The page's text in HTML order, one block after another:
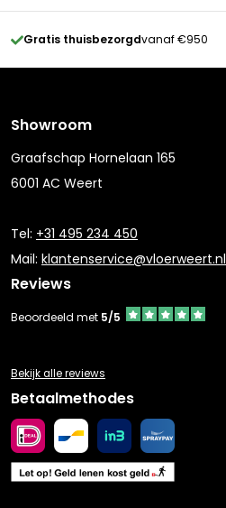
Gratis thuisbezorgdvanaf €950
Showroom
Graafschap Hornelaan 165
6001 AC Weert
Tel: +31 495 234 450
Mail: klantenservice@vloerweert.nl
Reviews
Beoordeeld met 5/5
Bekijk alle reviews
Betaalmethodes